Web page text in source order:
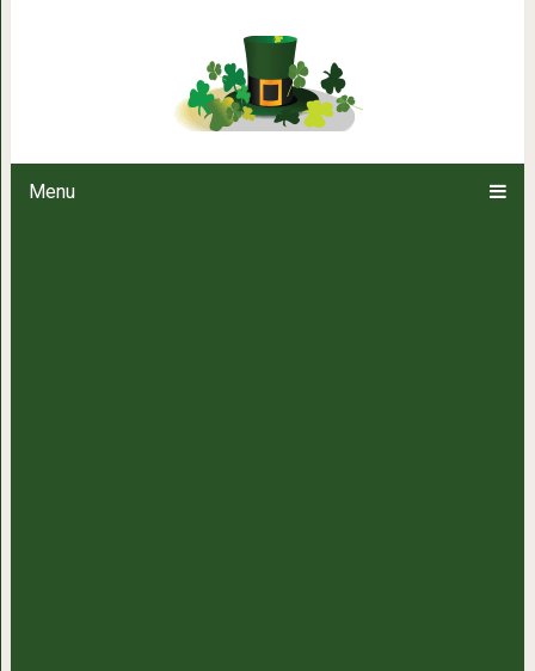
Menu
Дедушка-кот месяцами
наконец, его